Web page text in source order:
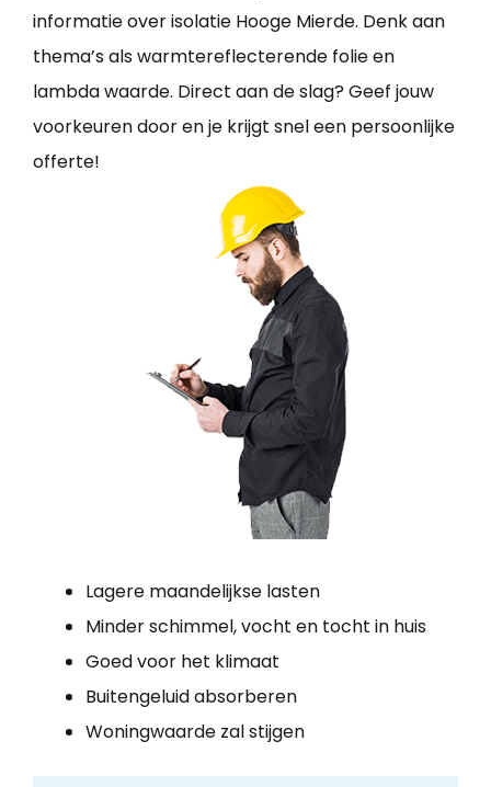
informatie over isolatie Hooge Mierde. Denk aan
thema’s als warmtereflecterende folie en
lambda waarde. Direct aan de slag? Geef jouw
voorkeuren door en je krijgt snel een persoonlijke
offerte!
Lagere maandelijkse lasten
Minder schimmel, vocht en tocht in huis
Goed voor het klimaat
Buitengeluid absorberen
Woningwaarde zal stijgen